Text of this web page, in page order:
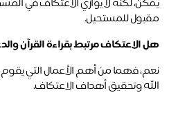
للمستحيل.
الاعتكاف مرتبط بقراءة القرآن والدعاء؟
وتحقيق أهداف الاعتكاف.